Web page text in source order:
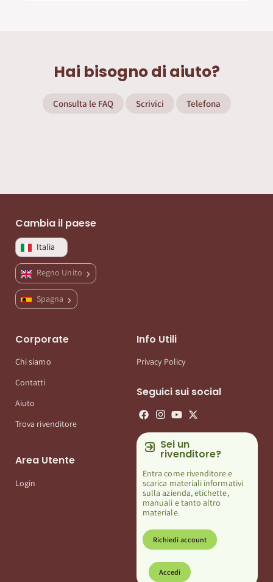
Hai bisogno di aiuto?
Consulta le FAQ Scrivici Telefona
Cambia il paese
Italia
Regno Unito
Spagna
Corporate
Chi siamo
Contatti
Aiuto
Trova rivenditore
Area Utente
Login
Info Utili
Privacy Policy
Seguici sui social
Sei un
rivenditore?
Entra come rivenditore e
scarica materiali informativi
sulla azienda, etichette,
manuali e tanto altro
materiale.
Richiedi account
Accedi